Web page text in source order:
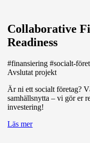
Collaborative
Readiness
#finansiering #socialt-
Avslutat projekt
Är ni ett socialt företag?
samhällsnytta – vi gör er
investering!
Läs mer